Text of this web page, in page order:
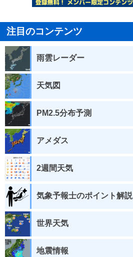
注目のコンテンツ
雨雲レーダー
天気図
PM2.5分布予測
アメダス
2週間天気
気象予報士のポイント解説
世界天気
地震情報